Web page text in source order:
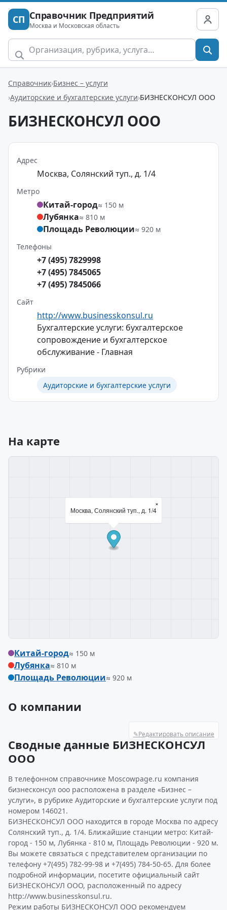
СП Справочник Предприятий
Москва и Московская область
Справочник Бизнес – услуги
Аудиторские и бухгалтерские услуги БИЗНЕСКОНСУЛ ООО
БИЗНЕСКОНСУЛ ООО
Адрес
Москва, Солянский туп., д. 1/4
Метро
Китай-город≈ 150 м
Лубянка≈ 810 м
Площадь Революции≈ 920 м
Телефоны
+7 (495) 7829998
+7 (495) 7845065
+7 (495) 7845066
Сайт
http://www.businesskonsul.ru
Бухгалтерские услуги: бухгалтерское
сопровождение и бухгалтерское
обслуживание - Главная
Рубрики
Аудиторские и бухгалтерские услуги
На карте
Москва, Солянский туп., д. 1/4
×
Китай-город≈ 150 м
Лубянка≈ 810 м
Площадь Революции≈ 920 м
О компании
✎Редактировать описание
Сводные данные БИЗНЕСКОНСУЛ
ООО
В телефонном справочнике Moscowpage.ru компания
бизнесконсул ооо расположена в разделе «Бизнес –
услуги», в рубрике Аудиторские и бухгалтерские услуги под
номером 146021.
БИЗНЕСКОНСУЛ ООО находится в городе Москва по адресу
Солянский туп., д. 1/4. Ближайшие станции метро: Китай-
город - 150 м, Лубянка - 810 м, Площадь Революции - 920 м.
Вы можете связаться с представителем организации по
телефону +7(495) 782-99-98 и +7(495) 784-50-65. Для более
подробной информации, посетите официальный сайт
БИЗНЕСКОНСУЛ ООО, расположенный по адресу
http://www.businesskonsul.ru.
Режим работы БИЗНЕСКОНСУЛ ООО рекомендуем